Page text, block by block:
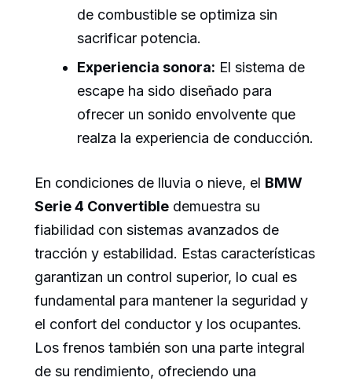
de combustible se optimiza sin
sacrificar potencia.
Experiencia sonora: El sistema de
escape ha sido diseñado para
ofrecer un sonido envolvente que
realza la experiencia de conducción.
En condiciones de lluvia o nieve, el BMW
Serie 4 Convertible demuestra su
fiabilidad con sistemas avanzados de
tracción y estabilidad. Estas características
garantizan un control superior, lo cual es
fundamental para mantener la seguridad y
el confort del conductor y los ocupantes.
Los frenos también son una parte integral
de su rendimiento, ofreciendo una